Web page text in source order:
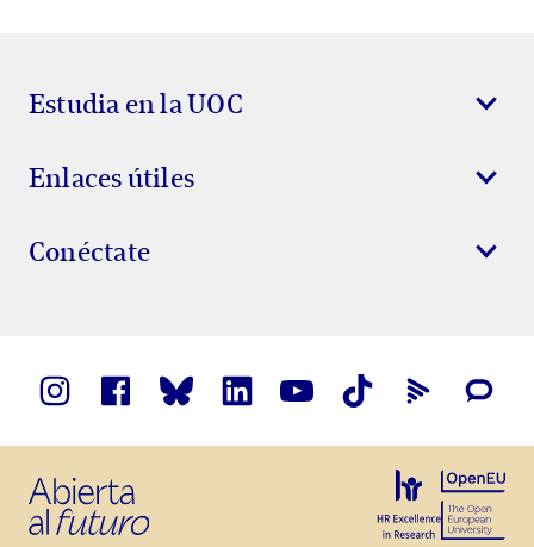
Estudia en la UOC
Enlaces útiles
Conéctate